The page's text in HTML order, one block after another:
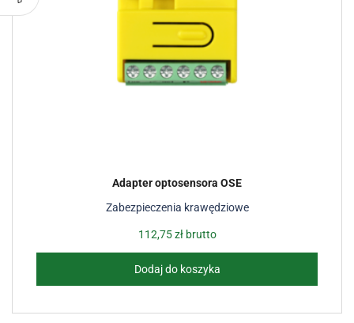
Zabezpieczenia krawędziowe
Adapter optosensora OSE
112,75złbrutto
Dodaj do koszyka